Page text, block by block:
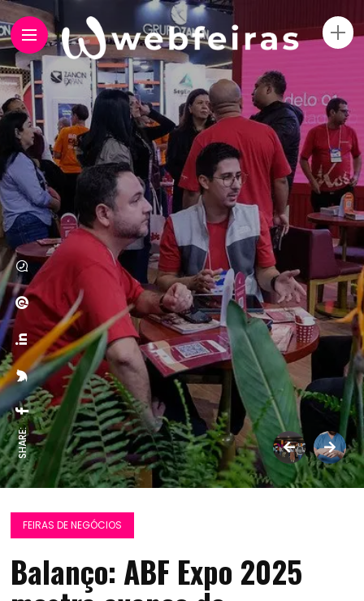
SHARE:
FEIRAS DE NEGÓCIOS
Balanço: ABF Expo 2025